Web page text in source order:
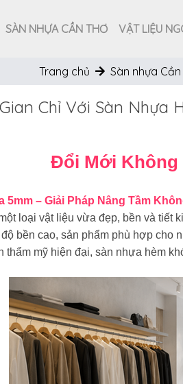
SÀN NHỰA CẦN THƠ VẬT LIỆU
Trang chủ Sàn nhựa Cần
Chỉ Với Sàn Nhựa
Đổi Mới Không
5mm – Giải Pháp Nâng Tầm
loại vật liệu vừa đẹp, bền và tiết
bền cao, sản phẩm phù hợp cho
thẩm mỹ hiện đại, sàn nhựa hèm